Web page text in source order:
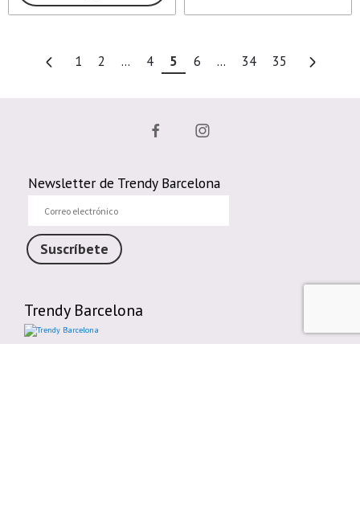
1 2 ... 4 5 6 ... 34 35
Newsletter de Trendy Barcelona
electrónico
Suscríbete
Trendy Barcelona